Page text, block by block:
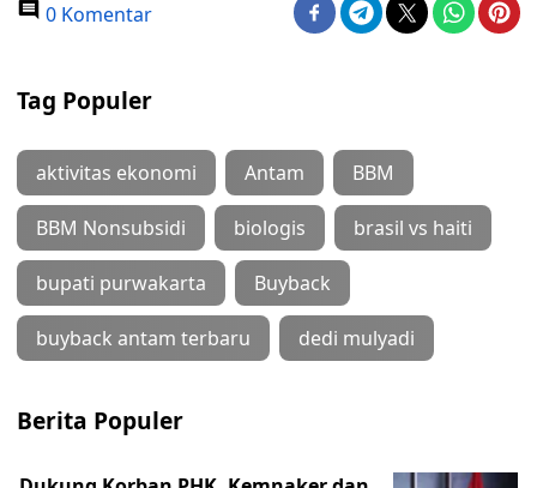
0 Komentar
Tag Populer
aktivitas ekonomi Antam BBM
BBM Nonsubsidi biologis brasil vs haiti
bupati purwakarta Buyback
buyback antam terbaru dedi mulyadi
Berita Populer